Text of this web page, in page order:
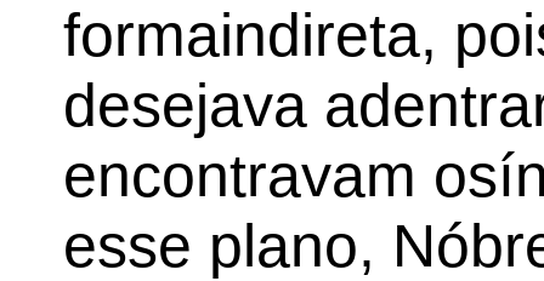
formaindireta,
desejava
encontravam
esse plano,